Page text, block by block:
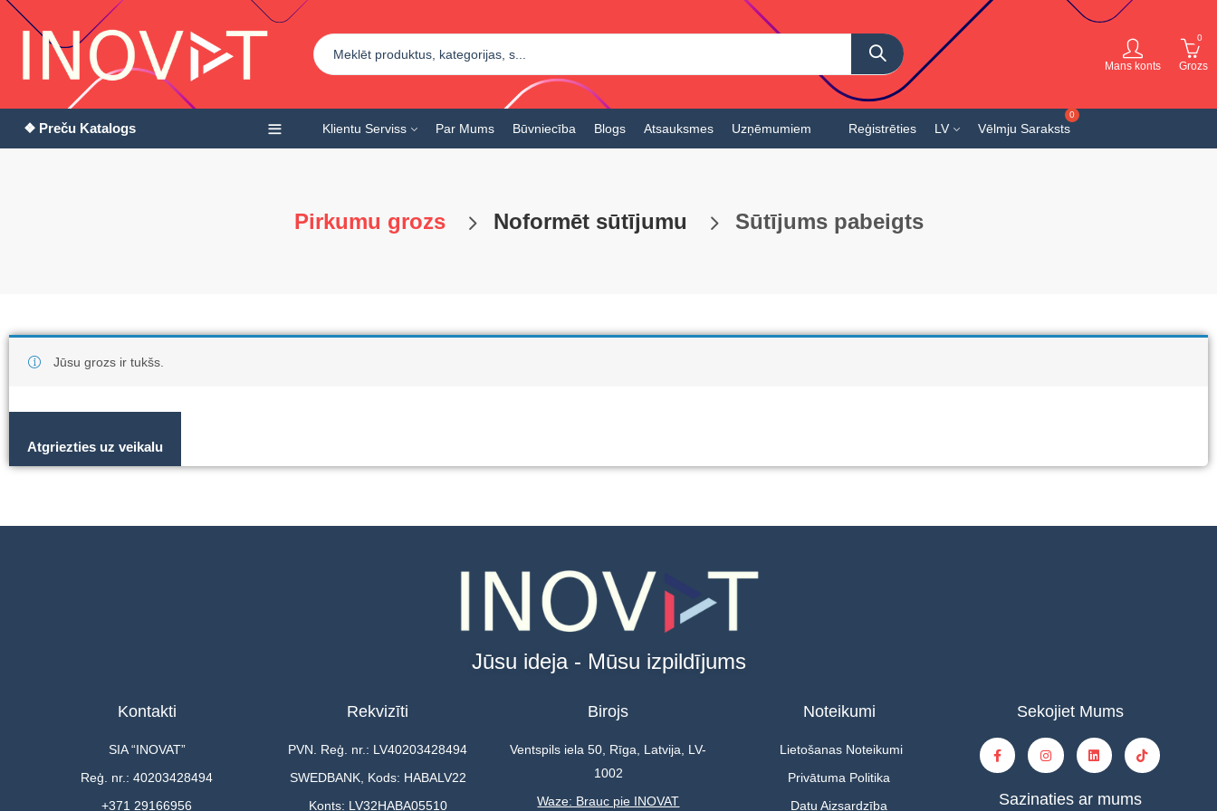
Mans konts
0
Grozs
❖ Preču Katalogs Klientu Serviss Par Mums Būvniecība Blogs Atsauksmes Uzņēmumiem Reģistrēties LV Vēlmju Saraksts
Pirkumu grozs Noformēt sūtījumu Sūtījums pabeigts
Jūsu grozs ir tukšs.
Atgriezties uz veikalu
Jūsu ideja - Mūsu izpildījums
Kontakti
SIA “INOVAT”
Reģ. nr.: 40203428494
+371 29166956
Rekvizīti
PVN. Reģ. nr.: LV40203428494
SWEDBANK, Kods: HABALV22
Konts: LV32HABA05510
Birojs
Ventspils iela 50, Rīga, Latvija, LV-
1002
Waze: Brauc pie INOVAT
Noteikumi
Lietošanas Noteikumi
Privātuma Politika
Datu Aizsardzība
Sekojiet Mums
Sazinaties ar mums